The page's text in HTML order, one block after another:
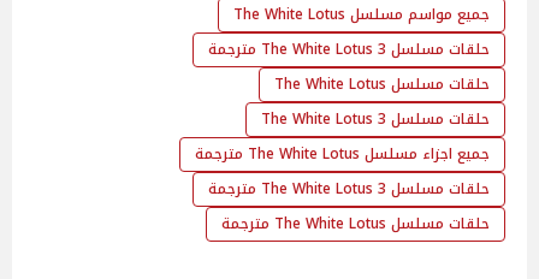
جميع مواسم مسلسل The White Lotus
حلقات مسلسل 3 The White Lotus مترجمة
حلقات مسلسل The White Lotus
حلقات مسلسل The White Lotus 3
جميع اجزاء مسلسل The White Lotus مترجمة
حلقات مسلسل The White Lotus 3 مترجمة
حلقات مسلسل The White Lotus مترجمة